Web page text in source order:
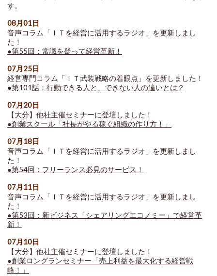
す。
08月01日
音声コラム「ＩＴを経営に活用するラジオ」を更新しまし
た！
●第55回：常識を疑って経営革新！
07月25日
経営専門コラム「ＩＴ武装戦略の着眼点」を更新しました！
●第101話：行動できる人と、できない人の違いとは？
07月20日
【大分】他社主催セミナーに登壇しました！
●創業スクール「社長がやる稼ぐ組織の作り方！」
07月18日
音声コラム「ＩＴを経営に活用するラジオ」を更新しまし
た！
●第54回：フリーランス必見のサービス！
07月11日
音声コラム「ＩＴを経営に活用するラジオ」を更新しまし
た！
●第53回：新ビジネス「シェアリングエコノミー」で経営革
新！
07月10日
【大分】他社主催セミナーに登壇しました！
●創業ロングランセミナー「売上利益を最大化する経営戦
略！」